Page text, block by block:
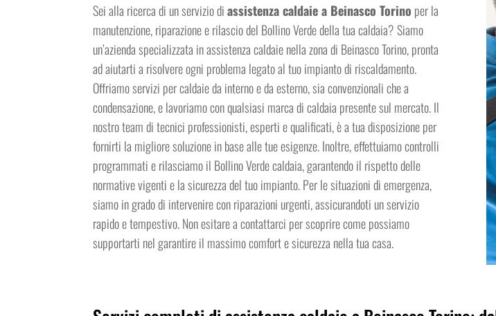
Sei alla ricerca di un servizio diassistenza caldaie a Beinasco Torino per la
manutenzione, riparazione e rilascio del Bollino Verde della tua caldaia? Siamo
un’azienda specializzata in assistenza caldaie nella zona di Beinasco Torino, pronta
ad aiutarti a risolvere ogni problema legato al tuo impianto di riscaldamento.
Offriamo servizi per caldaie da interno e da esterno, sia convenzionali che a
condensazione, e lavoriamo con qualsiasi marca di caldaia presente sul mercato. Il
nostro team di tecnici professionisti, esperti e qualificati, è a tua disposizione per
fornirti la migliore soluzione in base alle tue esigenze. Inoltre, effettuiamo controlli
programmati e rilasciamo il Bollino Verde caldaia, garantendo il rispetto delle
normative vigenti e la sicurezza del tuo impianto. Per le situazioni di emergenza,
siamo in grado di intervenire con riparazioni urgenti, assicurandoti un servizio
rapido e tempestivo. Non esitare a contattarci per scoprire come possiamo
supportarti nel garantire il massimo comfort e sicurezza nella tua casa.